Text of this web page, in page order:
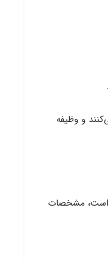
و وظیفه
مشخصات